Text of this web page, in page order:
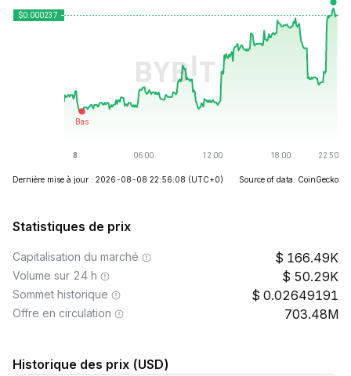
Dernière mise à jour : 2026-08-08 22:56:08 (UTC+0) Source of data: CoinGecko
Statistiques de prix
Capitalisation du marché 166.49K
Volume sur 24 h 50.29K
Sommet historique 0.02649191
Offre en circulation 703.48M
Historique des prix (USD)